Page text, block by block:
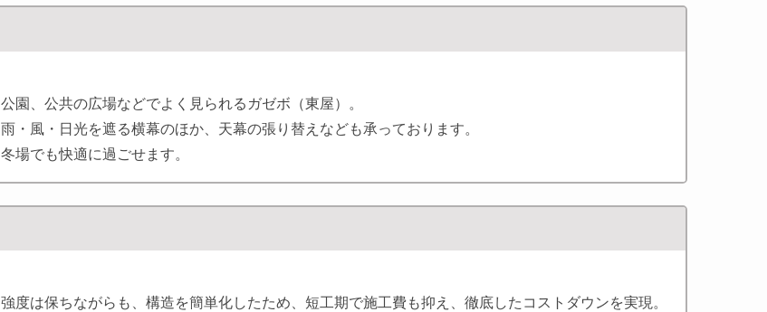
公園、公共の広場などでよく見られるガゼボ（東屋）。
雨・風・日光を遮る横幕のほか、天幕の張り替えなども承っております。
冬場でも快適に過ごせます。
強度は保ちながらも、構造を簡単化したため、短工期で施工費も抑え、徹底したコストダウンを実現。